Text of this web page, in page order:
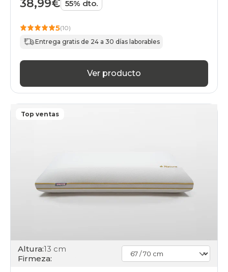
38,99€ 55% dto.
5(10)
Entrega gratis de 24 a 30 días laborables
Ver producto
Top ventas
Altura:13 cm
Firmeza: